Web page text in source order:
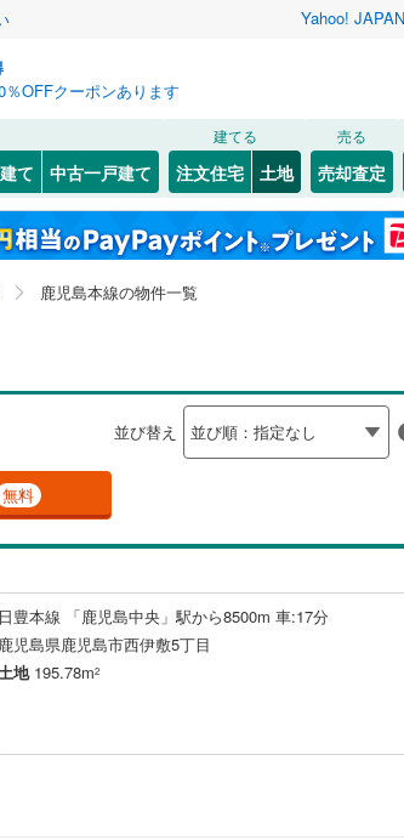
Yahoo! JAPAN
％OFFクーポンあります
て 中古一戸建て
建てる
注文住宅 土地
売る
売却査定
鹿児島本線の物件一覧
並び替え
無料
日豊本線 「鹿児島中央」駅から8500m 車:17分
鹿児島県鹿児島市西伊敷5丁目
土地195.78m2
宮城 秋田 山形
埼玉 千葉
三重
岡山 広島 山口
愛媛 高知
長崎
鹿屋市(2)
出水市(0)
垂水市(
南さつま市(8)
南九州市(3)
肝属郡肝付町(0 )
肥薩線(3)
日南線(1)
(0) (0) (0) (0) (
り
角地（12）
整形地（4）
（83）
）
IT重説可（154）
検索条件を保存しました
の新着物件通知は、 マイページから設定できます。
保存した条件を見る
、鹿児島本線、価格未定を含む、建築条件付
土地を含む
検索条件を保存する
マイページ
お気に入りリストを見る
閉じる
お気に入りリストを見る
閉じる